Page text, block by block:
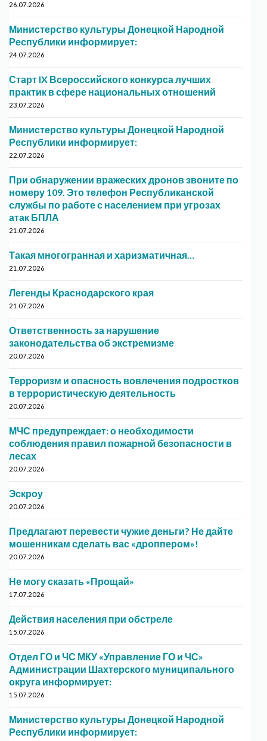
26.07.2026
Министерство культуры Донецкой Народной
Республики информирует:
24.07.2026
Старт IX Всероссийского конкурса лучших
практик в сфере национальных отношений
23.07.2026
Министерство культуры Донецкой Народной
Республики информирует:
22.07.2026
При обнаружении вражеских дронов звоните по
номеру 109. Это телефон Республиканской
службы по работе с населением при угрозах
атак БПЛА
21.07.2026
Такая многогранная и харизматичная…
21.07.2026
Легенды Краснодарского края
21.07.2026
Ответственность за нарушение
законодательства об экстремизме
20.07.2026
Терроризм и опасность вовлечения подростков
в террористическую деятельность
20.07.2026
МЧС предупреждает: о необходимости
соблюдения правил пожарной безопасности в
лесах
20.07.2026
Эскроу
20.07.2026
Предлагают перевести чужие деньги? Не дайте
мошенникам сделать вас «дроппером»!
20.07.2026
Не могу сказать «Прощай»
17.07.2026
Действия населения при обстреле
15.07.2026
Отдел ГО и ЧС МКУ «Управление ГО и ЧС»
Администрации Шахтерского муниципального
округа информирует:
15.07.2026
Министерство культуры Донецкой Народной
Республики информирует: